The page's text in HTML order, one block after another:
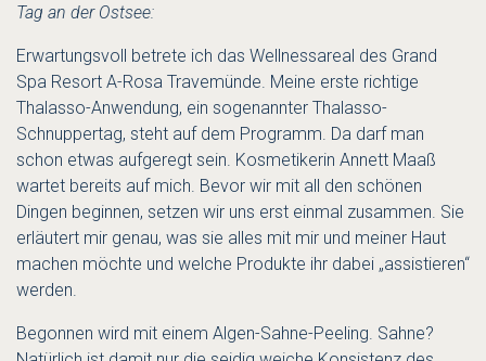
Tag an der Ostsee:
Erwartungsvoll betrete ich das Wellnessareal des Grand
Spa Resort A-Rosa Travemünde. Meine erste richtige
Thalasso-Anwendung, ein sogenannter Thalasso-
Schnuppertag, steht auf dem Programm. Da darf man
schon etwas aufgeregt sein. Kosmetikerin Annett Maaß
wartet bereits auf mich. Bevor wir mit all den schönen
Dingen beginnen, setzen wir uns erst einmal zusammen. Sie
erläutert mir genau, was sie alles mit mir und meiner Haut
machen möchte und welche Produkte ihr dabei „assistieren“
werden.
Begonnen wird mit einem Algen-Sahne-Peeling. Sahne?